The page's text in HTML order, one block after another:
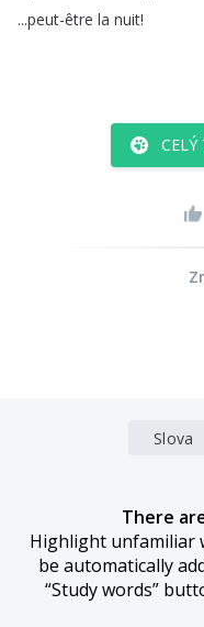
...peut-être la nuit!
CELÝ
Slova
There
Highlight unfamiliar
be automatically
“Study words”